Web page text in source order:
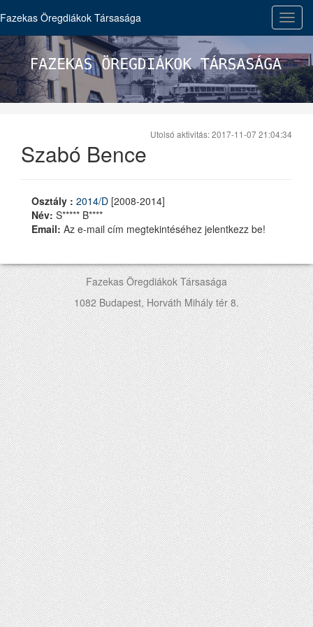
Fazekas Öregdiákok Társasága
Utolsó aktivitás: 2017-11-07 21:04:34
Szabó Bence
Osztály : 2014/D [2008-2014]
Név: S***** B****
Email: Az e-mail cím megtekintéséhez jelentkezz be!
Fazekas Öregdiákok Társasága
1082 Budapest, Horváth Mihály tér 8.